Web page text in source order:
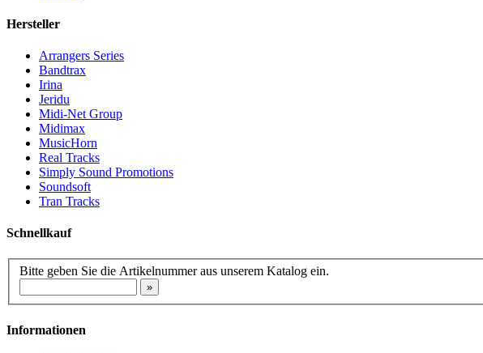
Hersteller
Arrangers Series
Bandtrax
Irina
Jeridu
Midi-Net Group
Midimax
MusicHorn
Real Tracks
Simply Sound Promotions
Soundsoft
Tran Tracks
Schnellkauf
Bitte geben Sie die Artikelnummer aus unserem Katalog ein.
Informationen